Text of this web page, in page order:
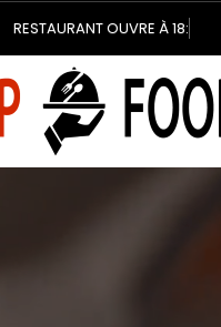
RESTAURANT OUVRE À 18:00